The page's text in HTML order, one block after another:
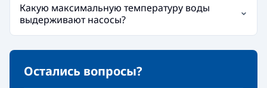
Какую максимальную температуру воды
выдерживают насосы?
Остались вопросы?